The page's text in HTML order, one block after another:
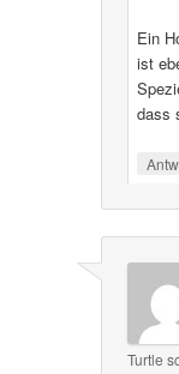
Ein
ist
dass
Turtle